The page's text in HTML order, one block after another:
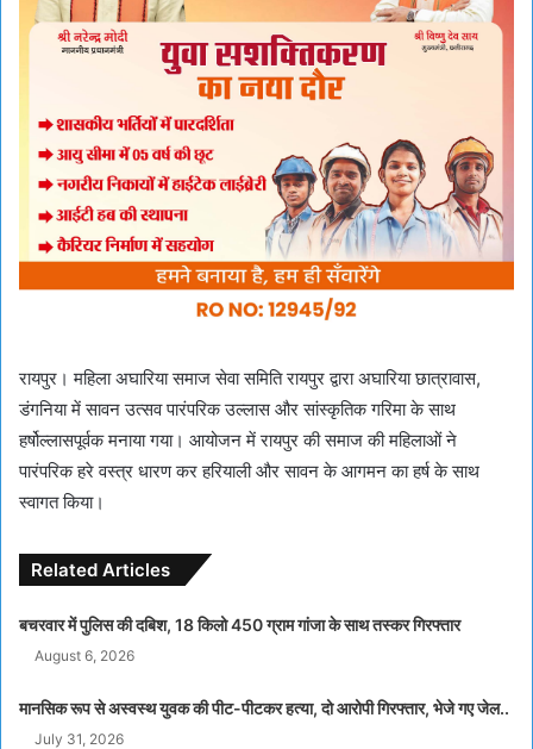
रायपुर। महिला अघारिया समाज सेवा समिति रायपुर द्वारा अघारिया छात्रावास,
डंगनिया में सावन उत्सव पारंपरिक उल्लास और सांस्कृतिक गरिमा के साथ
हर्षोल्लासपूर्वक मनाया गया। आयोजन में रायपुर की समाज की महिलाओं ने
पारंपरिक हरे वस्त्र धारण कर हरियाली और सावन के आगमन का हर्ष के साथ
स्वागत किया।
Related Articles
बचरवार में पुलिस की दबिश, 18 किलो 450 ग्राम गांजा के साथ तस्कर गिरफ्तार
August 6, 2026
मानसिक रूप से अस्वस्थ युवक की पीट-पीटकर हत्या, दो आरोपी गिरफ्तार, भेजे गए जेल..
July 31, 2026